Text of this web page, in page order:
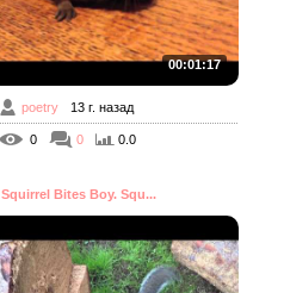
00:01:17
poetry 13 г. назад
0 0 0.0
Squirrel Bites Boy. Squ...